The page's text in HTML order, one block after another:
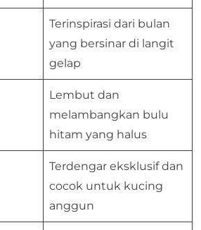
Terinspirasi dari bulan
yang bersinar di langit
gelap
Lembut dan
melambangkan bulu
hitam yang halus
Terdengar eksklusif dan
cocok untuk kucing
anggun